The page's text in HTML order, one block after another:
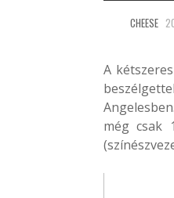
CHEESE
A
még csak